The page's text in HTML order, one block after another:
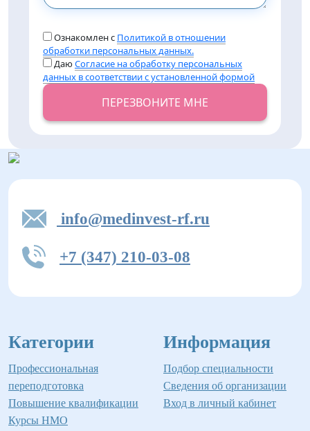
Ознакомлен с Политикой в отношении
обработки персональных данных.
ДаюСогласие на обработку персональных
данных в соответствии с установленной формой
ПЕРЕЗВОНИТЕ МНЕ
info@medinvest-rf.ru
+7 (347) 210-03-08
Категории
Профессиональная
переподготовка
Повышение квалификации
Курсы НМО
Информация
Подбор специальности
Сведения об организации
Вход в личный кабинет